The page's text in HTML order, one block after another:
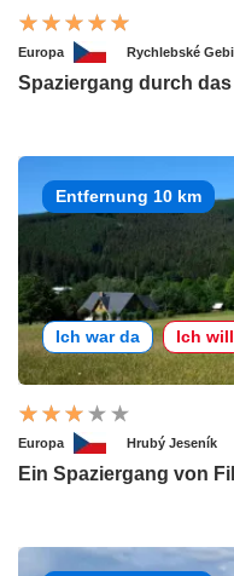
Europa Rychlebské
Spaziergang durch
Entfernung 10 km
Ich war da Ich
Europa Hrubý Jeseník
Ein Spaziergang von